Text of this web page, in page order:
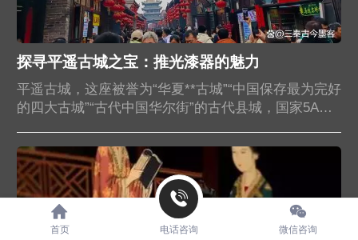
探寻平遥古城之宝：推光漆器的魅力
平遥古城，这座被誉为“华夏**古城”“中国保存最为完好
的四大古城”“古代中国华尔街”的古代县城，国家5A景
漫步于古城里的明清街道，是否曾留意到与古城一同
闪耀的“平遥三宝”之一？它就是平遥推光漆器，不仅是
“中国四大名漆器”之一，也是“山西三宝”之一，更承载
着千年的历史与文化。平遥制作推光漆器的历史可以
追溯到唐代开元年间，其以推光和描金彩绘技艺而闻
首页 电话咨询 微信咨询